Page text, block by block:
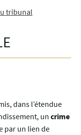
tribunal
dans l’étendue
un crime
par un lien de